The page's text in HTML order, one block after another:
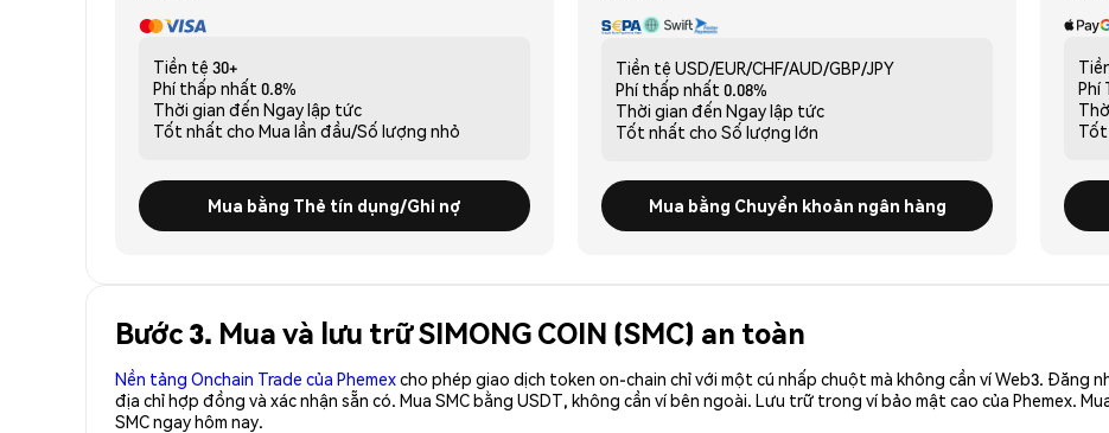
Tiền tệ 30+
Phí thấp nhất 0.8%
Thời gian đến Ngay lập tức
Tốt nhất cho Mua lần đầu/Số lượng nhỏ
Mua bằng Thẻ tín dụng/Ghi nợ
Tiền tệ USD/EUR/CHF/AUD/GBP/JPY
Phí thấp nhất 0.08%
Thời gian đến Ngay lập tức
Tốt nhất cho Số lượng lớn
Mua bằng Chuyển khoản ngân hàng
Phí
Tốt
Bước 3. Mua và lưu trữ SIMONG COIN (SMC) an toàn
Nền tảng Onchain Trade của Phemexcho phép giao dịch token on-chain chỉ với một cú nhấp chuột mà không cần ví Web3. Đăng
địa chỉ hợp đồng và xác nhận sẵn có. Mua SMC bằng USDT, không cần ví bên ngoài. Lưu trữ trong ví bảo mật cao của Phemex.
SMC ngay hôm nay.